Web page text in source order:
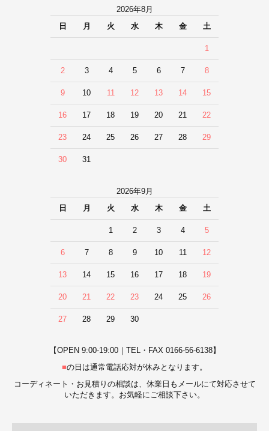
2026年8月
日
月 火 水 木 金 土
1
2 3 4 5 6 7 8
9 10 11 12 13 14 15
16 17 18 19 20 21 22
23 24 25 26 27 28 29
30 31
2026年9月
日
月 火 水 木 金 土
1 2 3 4 5
6 7 8 9 10 11 12
13 14 15 16 17 18 19
20 21 22 23 24 25 26
27 28 29 30
【OPEN 9:00-19:00｜TEL・FAX 0166-56-6138】
■の日は通常電話応対が休みとなります。
コーディネート・お見積りの相談は、休業日もメールにて対応させて
いただきます。お気軽にご相談下さい。